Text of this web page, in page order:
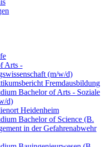
Arts -
(m/w/d)
Fremdausbildung
Bachelor of Arts - Soziale
d)
Heidenheim
Bachelor of Science (B.
in der Gefahrenabwehr